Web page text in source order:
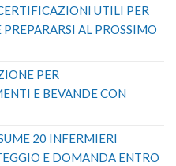
UTILI PER
AL PROSSIMO
PER
E BEVANDE CON
20 INFERMIERI
E DOMANDA ENTRO